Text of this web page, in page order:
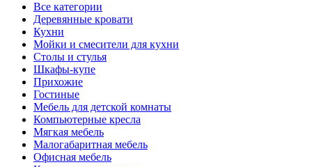
Все категории
Деревянные кровати
Кухни
Мойки и смесители для кухни
Столы и стулья
Шкафы-купе
Прихожие
Гостиные
Мебель для детской комнаты
Компьютерные кресла
Мягкая мебель
Малогабаритная мебель
Офисная мебель